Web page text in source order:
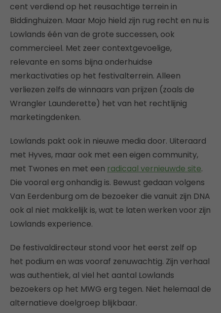
cent verdiend op het reusachtige terrein in
Biddinghuizen. Maar Mojo hield zijn rug recht en nu is
Lowlands één van de grote successen, ook
commercieel. Met zeer contextgevoelige,
relevante en soms bijna onderhuidse
merkactivaties op het festivalterrein. Alleen
verliezen zelfs de winnaars van prijzen (zoals de
Wrangler Launderette) het van het rechtlijnig
marketingdenken.
Lowlands pakt ook in nieuwe media door. Uiteraard
met Hyves, maar ook met een eigen community,
met Twones en met een radicaal vernieuwde site.
Die vooral erg onhandig is. Bewust gedaan volgens
Van Eerdenburg om de bezoeker die vanuit zijn DNA
ook al niet makkelijk is, wat te laten werken voor zijn
Lowlands experience.
De festivaldirecteur stond voor het eerst zelf op
het podium en was vooraf zenuwachtig. Zijn verhaal
was authentiek, al viel het aantal Lowlands
bezoekers op het MWG erg tegen. Niet helemaal de
alternatieve doelgroep blijkbaar.